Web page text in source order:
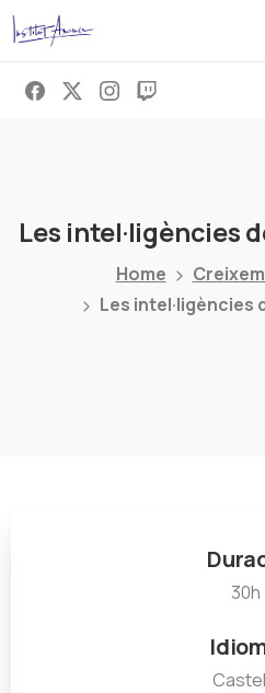
Les intel·ligències
Home
Les intel·ligències
30h